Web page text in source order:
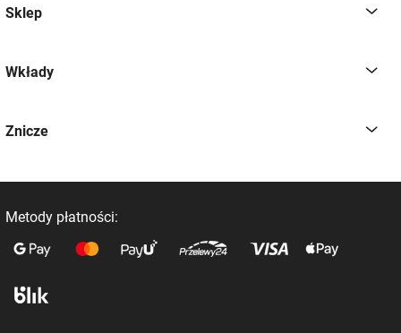
Sklep
Wkłady
Znicze
Metody płatności: